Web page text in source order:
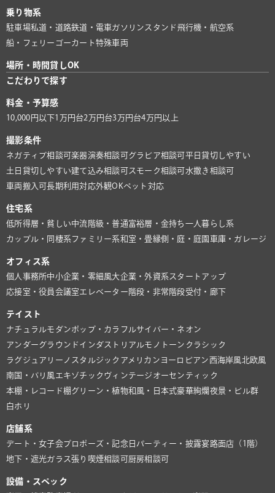
乗り物系
駐車場私道・道路鉄道・電車 ガソリンスタンド 飛行機・航空系
船・フェリー ゴーカート特殊車両
場所・時間貸しOK
こだわりで探す
料金・予算感
10,000円以下1万円台2万円台3万円台4万円以上
撮影条件
ネガティブ相談可楽器演奏相談可 グラビア相談可 平日貸切しやすい
土日貸切しやすい建て込み相談可 スモーク相談可 水撒き相談可
車両搬入可長期利用対応外観OKペット対応
住宅系
低所得層・貧しい中流階級・普通富裕層・金持ち 一人暮らし系
カップル・同棲系ファミリー系和室・畳縁側・庭・庭園 車庫・ガレージ
オフィス系
個人事務所中小企業・零細風大企業・外資系スタートアップ
応接室・役員会議室 エレベーター 階段・非常階段受付・廊下
テイスト
ナチュラルモダンポップ・カラフルサイバー・ネオン
アンダーグラウンド インダストリアルモノトーン クラシック
ラグジュアリー ノスタルジック アメリカン ヨーロピアン 西海岸風北欧風
南国・バリ風 エキゾチック ヴィンテージ オーセンティック
本棚・レコード棚グリーン・植物和風・日本式豪華絢爛夜景・ビル群
白ホリ
店舗系
デート・女子会プロポーズ・記念日 パーティー・披露宴路面店（1階）
地下・遮光ガラス張り 喫煙相談可 厨房相談可
設備・スペック